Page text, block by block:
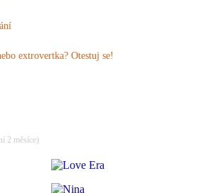
extrovertka? Otestuj se!
2 měsíce)